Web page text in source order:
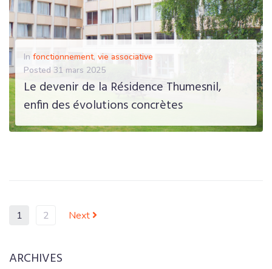
In fonctionnement, vie associative
Posted 31 mars 2025
Le devenir de la Résidence Thumesnil,
enfin des évolutions concrètes
1 2 Next
ARCHIVES